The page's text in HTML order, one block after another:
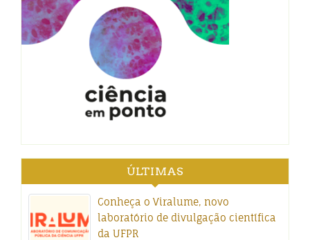
ÚLTIMAS
Conheça o Viralume, novo
laboratório de divulgação científica
da UFPR